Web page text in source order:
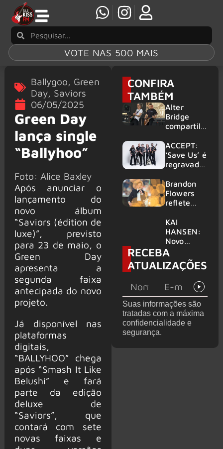
VOTE NAS 500 MAIS
Ballygoo, Green
Day, Saviors
06/05/2025
Green Day
lança single
“Ballyhoo”
Foto: Alice Baxley
Após anunciar o
lançamento do
novo álbum
“Saviors (édition de
luxe)”, previsto
para 23 de maio, o
Green Day
apresenta a
segunda faixa
antecipada do novo
projeto.
Já disponível nas
plataformas
digitais,
“BALLYHOO” chega
após “Smash It Like
Belushi” e fará
parte da edição
deluxe de
“Saviors”, que
contará com sete
novas faixas e
CONFIRA
TAMBÉM
Alter
Bridge
compartilh
vivo de
“Fortress”
gravada
am Ring
2026
ACCEPT:
‘Save Us’ é
regravada
membros
do GHOST
e KORN
Brandon
Flowers
reflete
futuro e
levanta
possibilida
de de
deixar os
palcos
KAI
HANSEN:
Novo
single
‘Welcome
To Life’ é
RECEBA
ATUALIZAÇÕES
Suas informações são
tratadas com a máxima
confidencialidade e
segurança.